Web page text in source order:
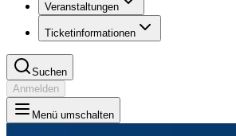
Veranstaltungen
Ticketinformationen
Suchen
Anmelden
Menü umschalten